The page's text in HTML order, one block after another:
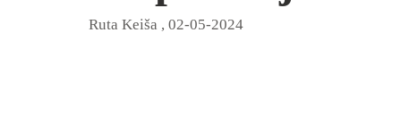
Ruta Keiša , 02-05-2024